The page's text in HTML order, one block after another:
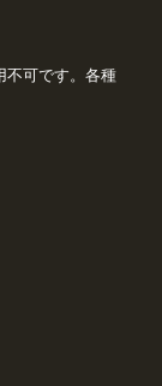
不可です。各種